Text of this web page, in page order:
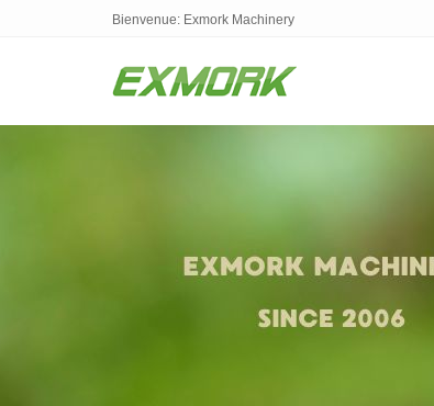
Bienvenue: Exmork Machinery